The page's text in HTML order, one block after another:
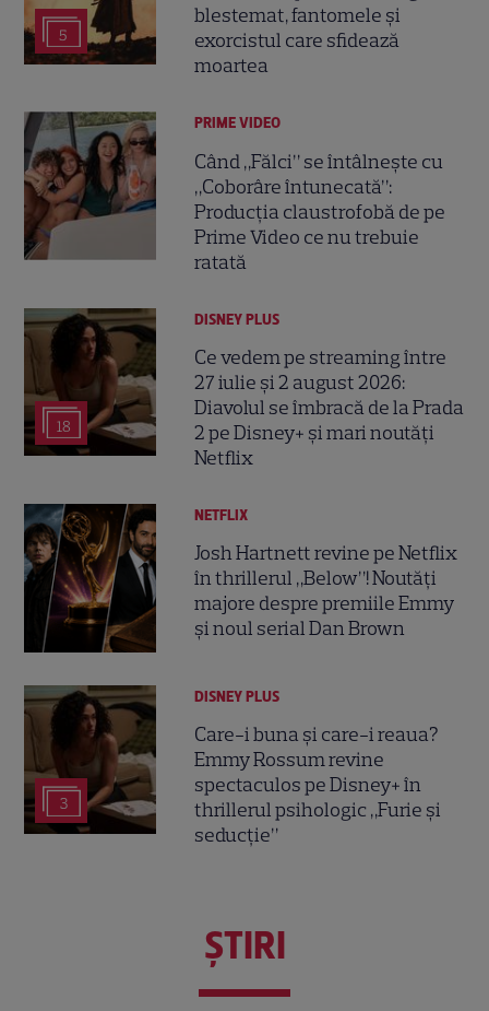
5
blestemat, fantomele și
exorcistul care sfidează
moartea
PRIME VIDEO
Când „Fălci” se întâlnește cu
„Coborâre întunecată”:
Producția claustrofobă de pe
Prime Video ce nu trebuie
ratată
18
DISNEY PLUS
Ce vedem pe streaming între
27 iulie și 2 august 2026:
Diavolul se îmbracă de la Prada
2 pe Disney+ și mari noutăți
Netflix
NETFLIX
Josh Hartnett revine pe Netflix
în thrillerul „Below”! Noutăți
majore despre premiile Emmy
și noul serial Dan Brown
3
DISNEY PLUS
Care-i buna și care-i reaua?
Emmy Rossum revine
spectaculos pe Disney+ în
thrillerul psihologic „Furie și
seducție”
ŞTIRI